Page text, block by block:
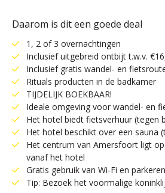
Daarom is dit een goede deal
1, 2 of 3 overnachtingen
Inclusief uitgebreid ontbijt t.w.v.
Inclusief gratis wandel- en
Rituals producten in de badkamer
TIJDELIJK BOEKBAAR!
Ideale omgeving voor wandel- en
Het hotel biedt fietsverhuur (tegen
Het hotel beschikt over een sauna
Het centrum van Amersfoort ligt
vanaf het hotel
Gratis gebruik van Wi-Fi en
Tip: Bezoek het voormalige